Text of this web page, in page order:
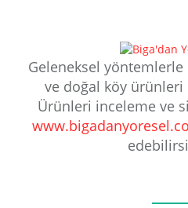
Geleneksel yöntemlerle
ve doğal köy
Ürünleri inceleme ve